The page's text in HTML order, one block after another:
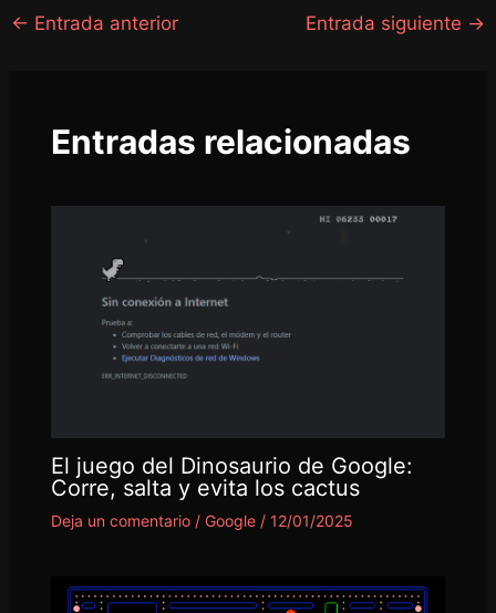
← Entrada anterior Entrada siguiente →
Entradas relacionadas
El juego del Dinosaurio de Google:
Corre, salta y evita los cactus
Deja un comentario / Google/ 12/01/2025